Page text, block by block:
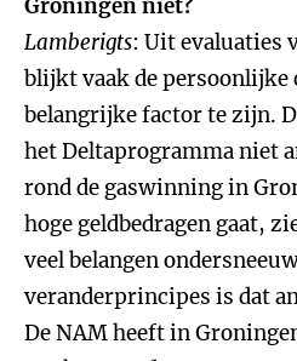
Groningen niet?
Lamberigts: Uit evaluaties
blijkt vaak de persoonlijke
belangrijke factor te zijn.
het Deltaprogramma niet
rond de gaswinning in
hoge geldbedragen gaat,
veel belangen
veranderprincipes is dat
De NAM heeft in